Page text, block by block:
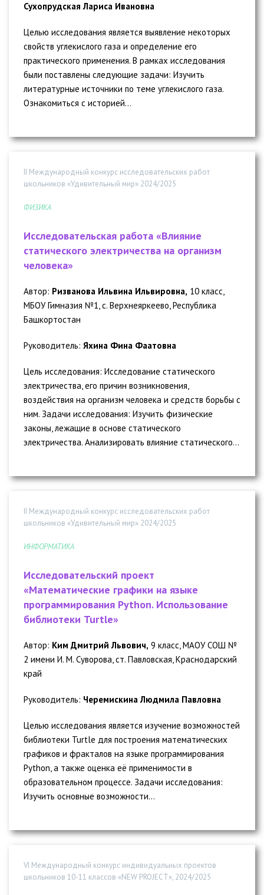
Сухопрудская Лариса Ивановна
Целью исследования является выявление некоторых
свойств углекислого газа и определение его
практического применения. В рамках исследования
были поставлены следующие задачи: Изучить
литературные источники по теме углекислого газа.
Ознакомиться с историей...
II Международный конкурс исследовательских работ
школьников «Удивительный мир» 2024/2025
ФИЗИКА
Исследовательская работа «Влияние
статического электричества на организм
человека»
Автор: Ризванова Ильвина Ильвировна, 10 класс,
МБОУ Гимназия №1, с. Верхнеяркеево, Республика
Башкортостан
Руководитель: Яхина Фина Фаатовна
Цель исследования: Исследование статического
электричества, его причин возникновения,
воздействия на организм человека и средств борьбы с
ним. Задачи исследования: Изучить физические
законы, лежащие в основе статического
электричества. Анализировать влияние статического...
II Международный конкурс исследовательских работ
школьников «Удивительный мир» 2024/2025
ИНФОРМАТИКА
Исследовательский проект
«Математические графики на языке
программирования Python. Использование
библиотеки Turtle»
Автор: Ким Дмитрий Львович, 9 класс, МАОУ СОШ №
2 имени И. М. Суворова, ст. Павловская, Краснодарский
край
Руководитель: Черемискина Людмила Павловна
Целью исследования является изучение возможностей
библиотеки Turtle для построения математических
графиков и фракталов на языке программирования
Python, а также оценка её применимости в
образовательном процессе. Задачи исследования:
Изучить основные возможности...
VI Международный конкурс индивидуальных проектов
школьников 10-11 классов «NEW PROJECT», 2024/2025